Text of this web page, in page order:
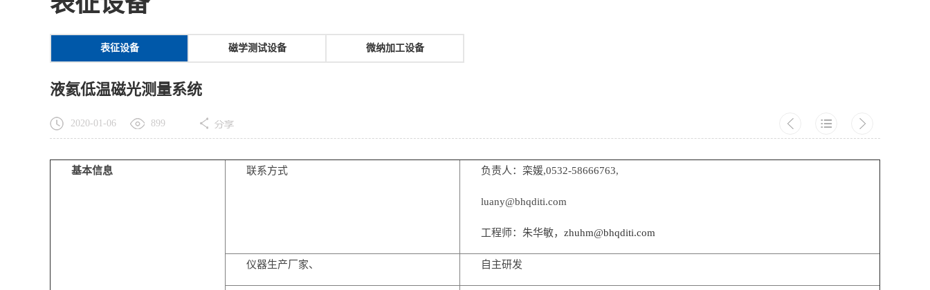
表征设备 磁学测试设备 微纳加工设备
液氦低温磁光测量系统
2020-01-06 899
基本信息 联系方式 负责人：栾媛,0532-58666763,
luany@bhqditi.com
工程师：朱华敏， zhuhm@bhqditi.com
仪器生产厂家、 自主研发